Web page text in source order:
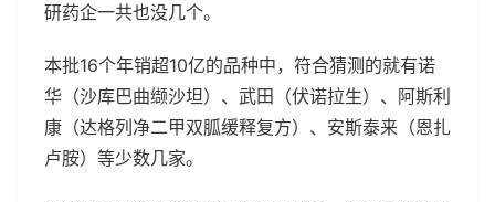
研药企一共也没几个。
本批16个年销超10亿的品种中，符合猜测的就有诺
华（沙库巴曲缬沙坦）、武田（伏诺拉生）、阿斯利
康（达格列净二甲双胍缓释复方）、安斯泰来（恩扎
卢胺）等少数几家。